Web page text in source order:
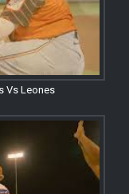
Vs Leones